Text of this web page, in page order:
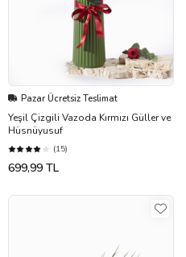
Pazar Ücretsiz Teslimat
Yeşil Çizgili Vazoda Kırmızı Güller ve
Hüsnüyusuf
(15)
699,99 TL